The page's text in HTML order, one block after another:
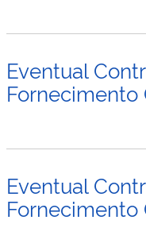
Eventual
Eventual